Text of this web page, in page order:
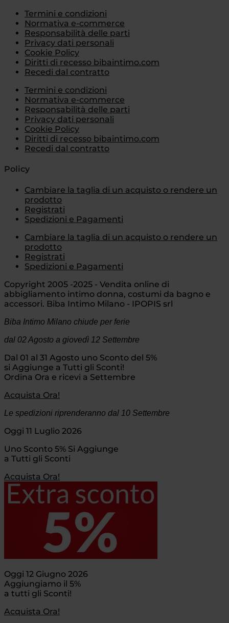
Termini e condizioni
Normativa e-commerce
Responsabilità delle parti
Privacy dati personali
Cookie Policy
Diritti di recesso bibaintimo.com
Recedi dal contratto
Termini e condizioni
Normativa e-commerce
Responsabilità delle parti
Privacy dati personali
Cookie Policy
Diritti di recesso bibaintimo.com
Recedi dal contratto
Policy
Cambiare la taglia di un acquisto o rendere un
prodotto
Registrati
Spedizioni e Pagamenti
Cambiare la taglia di un acquisto o rendere un
prodotto
Registrati
Spedizioni e Pagamenti
Copyright 2005 -2025 - Vendita online di
abbigliamento intimo donna, costumi da bagno e
accessori. Biba Intimo Milano - IPOPIS srl
Biba Intimo Milano chiude per ferie
dal 02 Agosto a giovedì 12 Settembre
Dal 01 al 31 Agosto uno Sconto del 5%
si Aggiunge a Tutti gli Sconti!
Ordina Ora e ricevi a Settembre
Acquista Ora!
Le spedizioni riprenderanno dal 10 Settembre
Oggi 11 Luglio 2026
Uno Sconto 5% Si Aggiunge
a Tutti gli Sconti
Acquista Ora!
Oggi 12 Giugno 2026
Aggiungiamo il 5%
a tutti gli Sconti!
Acquista Ora!